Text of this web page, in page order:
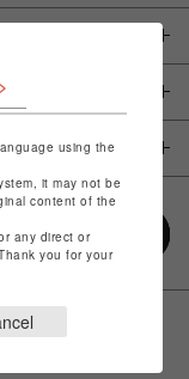
using the
it may not be
content of the
any direct or
you for your